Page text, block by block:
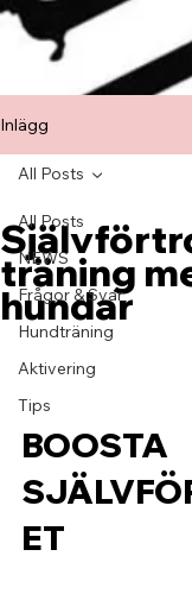
Inlägg
All Posts
NEWS
Frågor & Svar
Hundträning
Aktivering
Tips
All Posts
träning
hundar
BOOSTA
ET